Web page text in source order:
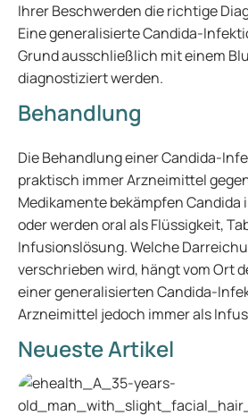
Ihrer Beschwerden die richtige
Eine generalisierte Candida-
Grund ausschließlich mit einem
diagnostiziert werden.
Behandlung
Die Behandlung einer Candida-
praktisch immer Arzneimittel
Medikamente bekämpfen Candida
oder werden oral als Flüssigkeit,
Infusionslösung. Welche
verschrieben wird, hängt vom Ort
einer generalisierten Candida-
Arzneimittel jedoch immer als
Neueste Artikel